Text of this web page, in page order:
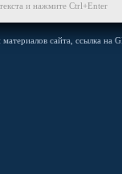
и нажмите Ctrl+Enter
сайта, ссылка на